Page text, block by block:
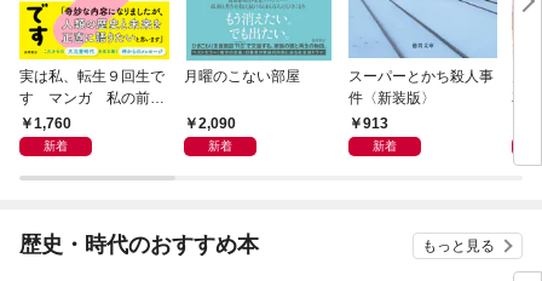
実は私、転生９回生で
す マンガ 私の前世
物語1,760
新着
月曜のこない部屋
2,090
新着
スーパーとかち殺人事
件〈新装版〉
913
新着
花
歴史・時代のおすすめ本 もっと見る